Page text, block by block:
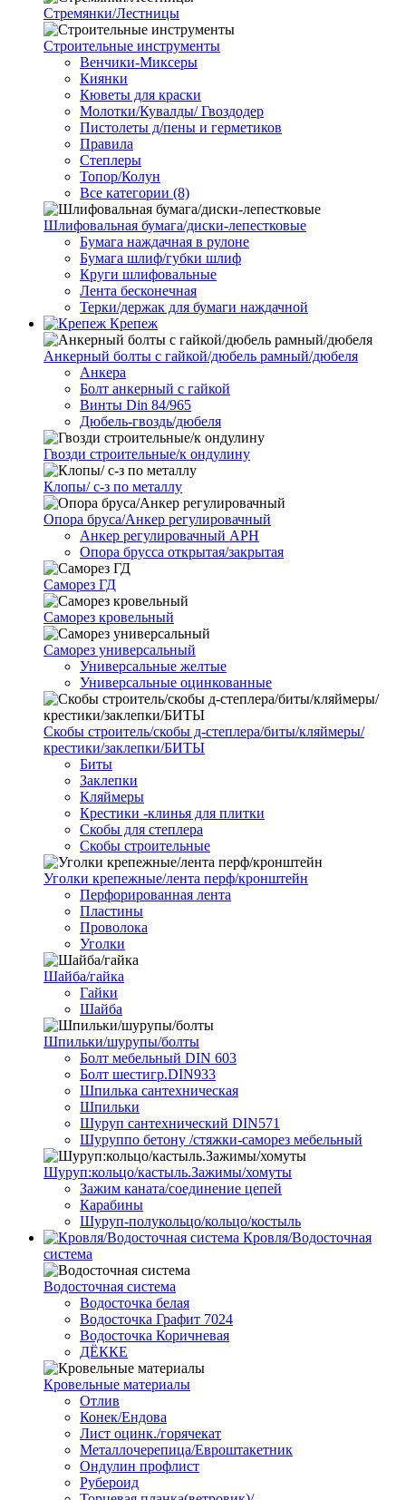
Стремянки/Лестницы
Строительные инструменты
Венчики-Миксеры
Киянки
Кюветы для краски
Молотки/Кувалды/ Гвоздодер
Пистолеты д/пены и герметиков
Правила
Степлеры
Топор/Колун
Все категории (8)
Шлифовальная бумага/диски-лепестковые
Бумага наждачная в рулоне
Бумага шлиф/губки шлиф
Круги шлифовальные
Лента бесконечная
Терки/держак для бумаги наждачной
Крепеж
Анкерный болты с гайкой/дюбель рамный/дюбеля
Анкера
Болт анкерный с гайкой
Винты Din 84/965
Дюбель-гвоздь/дюбеля
Гвозди строительные/к ондулину
Клопы/ с-з по металлу
Опора бруса/Анкер регулировачный
Анкер регулировачный АРН
Опора брусса открытая/закрытая
Саморез ГД
Саморез кровельный
Саморез универсальный
Универсальные желтые
Универсальные оцинкованные
Скобы строитель/скобы д-степлера/биты/кляймеры/
крестики/заклепки/БИТЫ
Биты
Заклепки
Кляймеры
Крестики -клинья для плитки
Скобы для степлера
Скобы строительные
Уголки крепежные/лента перф/кронштейн
Перфорированная лента
Пластины
Проволока
Уголки
Шайба/гайка
Гайки
Шайба
Шпильки/шурупы/болты
Болт мебельный DIN 603
Болт шестигр.DIN933
Шпилька сантехническая
Шпильки
Шуруп сантехнический DIN571
Шуруппо бетону /стяжки-саморез мебельный
Шуруп:кольцо/кастыль.Зажимы/хомуты
Зажим каната/соединение цепей
Карабины
Шуруп-полукольцо/кольцо/костыль
Кровля/Водосточная
система
Водосточная система
Водосточка белая
Водосточка Графит 7024
Водосточка Коричневая
ДЁККЕ
Кровельные материалы
Отлив
Конек/Ендова
Лист оцинк./горячекат
Металлочерепица/Евроштакетник
Ондулин профлист
Рубероид